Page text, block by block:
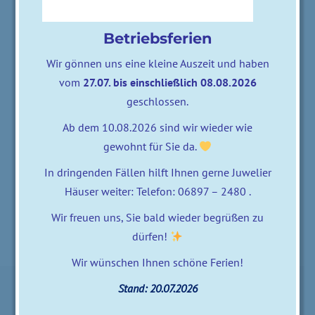
0 comments posted by zweifalter
13. August 2020
Betriebsferien
Wir gönnen uns eine kleine Auszeit und haben
vom 27.07. bis einschließlich 08.08.2026
geschlossen.
Ab dem 10.08.2026 sind wir wieder wie
gewohnt für Sie da.
In dringenden Fällen hilft Ihnen gerne Juwelier
Häuser weiter: Telefon: 06897 – 2480 .
Wir freuen uns, Sie bald wieder begrüßen zu
dürfen!
Wir wünschen Ihnen schöne Ferien!
Stand: 20.07.2026